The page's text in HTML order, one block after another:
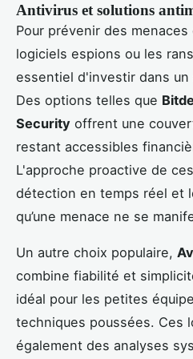
Antivirus et solutions
Pour prévenir des
logiciels espions ou les
essentiel d'investir dans un
Des options telles que
Security offrent une
restant accessibles
L'approche proactive de
détection en temps réel et
qu’une menace ne se
Un autre choix populaire,
combine fiabilité et
idéal pour les petites
techniques poussées. Ces
également des analyses